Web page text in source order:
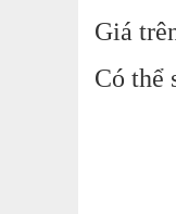
Giá
Có thể